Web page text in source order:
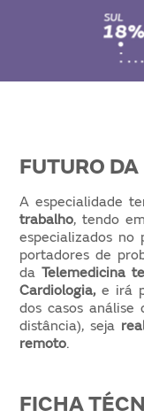
FUTURO
A especialidade
trabalho, tendo
especializados
portadores de
daTelemedicina
Cardiologia,e irá
dos casos
distância), seja
remoto.
FICHA